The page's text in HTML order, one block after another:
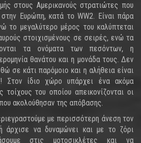
στους Αμερικανούς στρατιώτες που
Ευρώπη, κατά το WW2. Είναι πάρα
το μεγαλύτερο μέρος του καλύπτεται
στοιχισμένους σε σειρές, ενώ τα
τα ονόματα των πεσόντων, η
θανάτου και η μονάδα τους. Δεν
σε κάτι παρόμοιο και η αλήθεια είναι
Στον ίδιο χώρο υπάρχει ένα ακόμα
τοίχους του οποίου απεικονίζονται οι
ακολούθησαν της απόβασης.
με περισσότερη άνεση τον
να δυναμώνει και με το ζόρι
στις μοτοσικλέτες και να